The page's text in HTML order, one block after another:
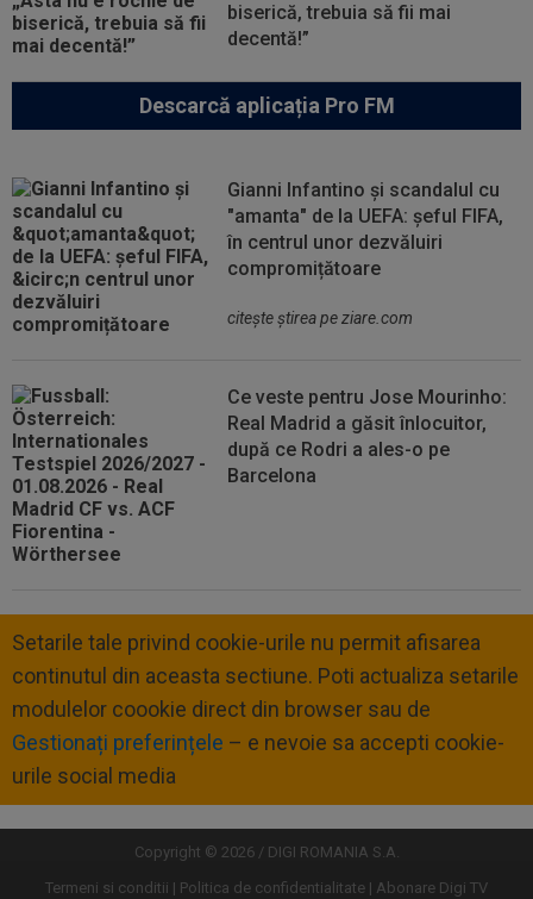
biserică, trebuia să fii mai
decentă!”
Descarcă aplicația Pro FM
Gianni Infantino și scandalul cu
"amanta" de la UEFA: șeful FIFA,
în centrul unor dezvăluiri
compromițătoare
citeşte ştirea pe ziare.com
Ce veste pentru Jose Mourinho:
Real Madrid a găsit înlocuitor,
după ce Rodri a ales-o pe
Barcelona
Setarile tale privind cookie-urile nu permit afisarea
continutul din aceasta sectiune. Poti actualiza setarile
modulelor coookie direct din browser sau de
Gestionați preferințele – e nevoie sa accepti cookie-
urile social media
Copyright © 2026 / DIGI ROMANIA S.A.
Termeni si conditii
Politica de confidentialitate Abonare Digi TV